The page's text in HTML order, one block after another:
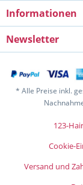
Informationen
Newsletter
* Alle Preise inkl.
123-
Cookie-
Versand und